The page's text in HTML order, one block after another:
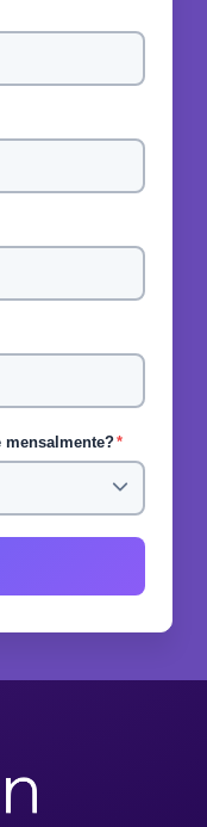
mensalmente?*